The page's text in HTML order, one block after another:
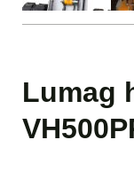
Lumag